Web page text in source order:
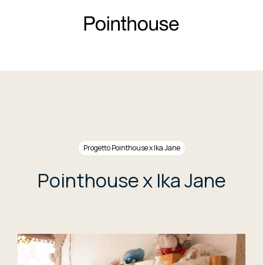
Progetto Pointhouse x Ika Jane
Pointhouse x Ika Jane